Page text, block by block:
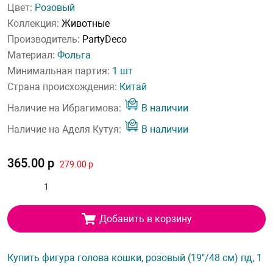
Цвет: Розовый
Коллекция: Животные
Производитель: PartyDeco
Материал: Фольга
Минимальная партия: 1 шт
Страна происхождения: Китай
Наличие на Ибрагимова:
В наличии
Наличие на Аделя Кутуя:
В наличии
365.00 р 279.00 р
Добавить в корзину
Купить фигура голова кошки, розовый (19"/48 см) пд, 1